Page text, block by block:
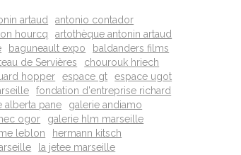
artaud
antonio contador
hourcq
artothèque antonin artaud
baguneault expo
baldanders films
de Servières
chourouk hriech
hopper espace gt
espace ugot
fondation d'entreprise richard
alberta pane
galerie andiamo
ogor
galerie hlm marseille
leblon
hermann kitsch
la jetee marseille